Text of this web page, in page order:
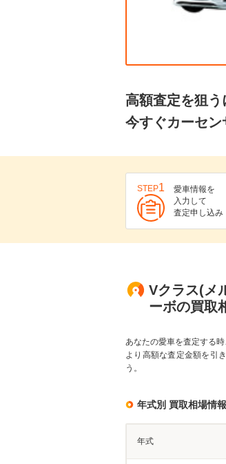
高額査定を狙う
今すぐカーセ
STEP1
愛車情報を
入力して
査定申し込み
Vクラス(メ
ーボの買取
あなたの愛車を査定する
より高額な査定金額を引
う。
年式別 買取相場情報
年式